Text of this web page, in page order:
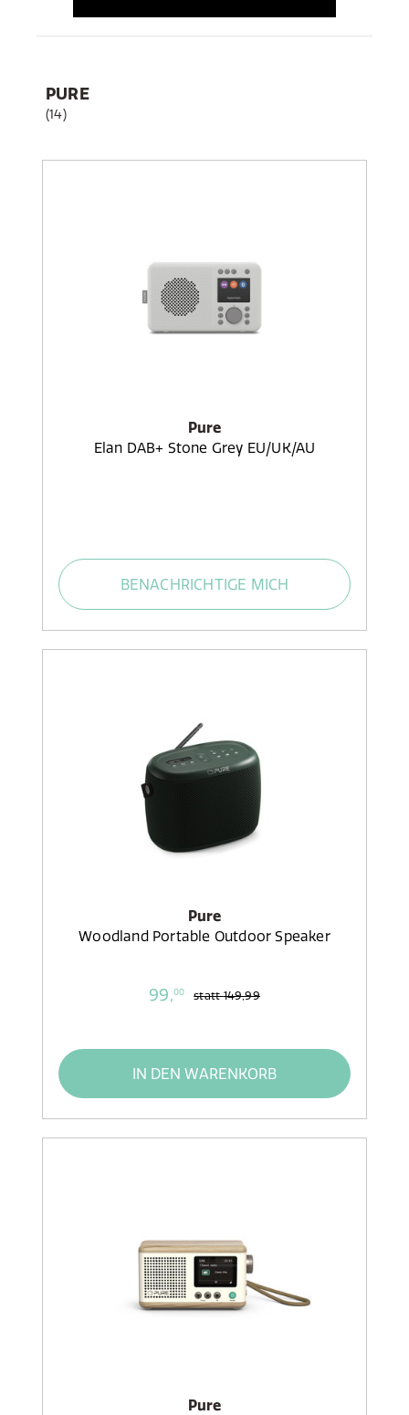
PURE
(14)
Pure
Elan DAB+ Stone Grey EU/UK/AU
BENACHRICHTIGE MICH
Pure
Woodland Portable Outdoor Speaker
99,00 statt149,99
IN DEN WARENKORB
Pure